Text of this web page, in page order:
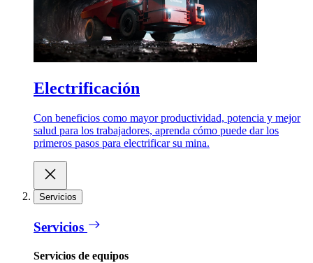
Electrificación
Con beneficios como mayor productividad, potencia y mejor
salud para los trabajadores, aprenda cómo puede dar los
primeros pasos para electrificar su mina.
Servicios
Servicios
Servicios de equipos